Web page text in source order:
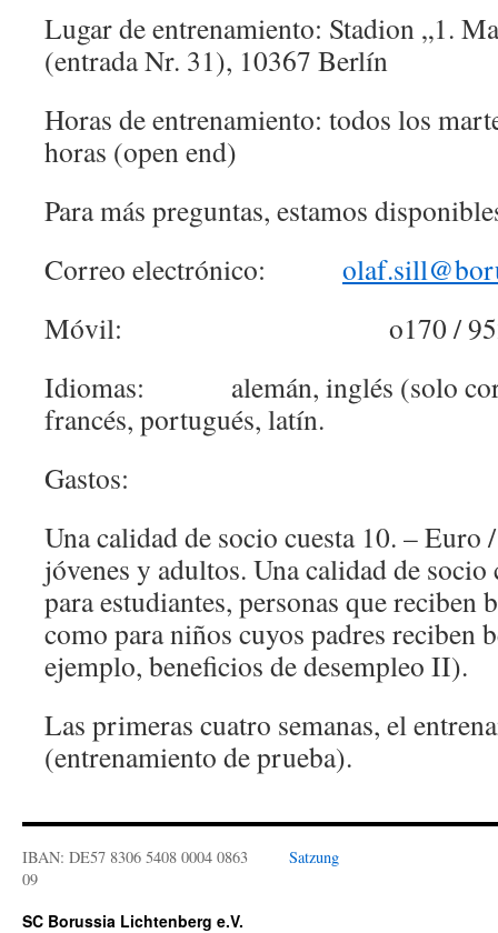
Lugar de entrenamiento: Stadion „1.
(entrada Nr. 31), 10367 Berlín
Horas de entrenamiento: todos los
horas (open end)
Para más preguntas, estamos
Correo electrónico:
Móvil: o170 /
Idiomas: alemán, inglés (solo
francés, portugués, latín.
Gastos:
Una calidad de socio cuesta 10. – Euro
jóvenes y adultos. Una calidad de
para estudiantes, personas que reciben
como para niños cuyos padres reciben
ejemplo, beneficios de desempleo II).
Las primeras cuatro semanas, el
(entrenamiento de prueba).
IBAN: DE57 8306 5408 0004 0863
09
Satzung
SC Borussia Lichtenberg e.V.